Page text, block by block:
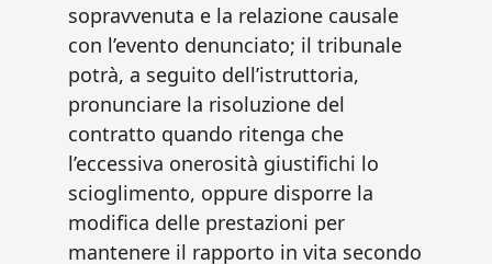
sopravvenuta e la relazione causale
con l’evento denunciato; il tribunale
potrà, a seguito dell’istruttoria,
pronunciare la risoluzione del
contratto quando ritenga che
l’eccessiva onerosità giustifichi lo
scioglimento, oppure disporre la
modifica delle prestazioni per
mantenere il rapporto in vita secondo